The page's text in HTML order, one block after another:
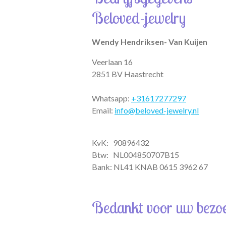
A
p
p
g
r
a
o
o
k
Beloved-jewelry
Wendy Hendriksen- Van Kuijen
Veerlaan 16
2851 BV Haastrecht
Whatsapp: +31617277297
Email: info@beloved-jewelry.nl
KvK: 90896432
Btw: NL004850707B15
Bank: NL41 KNAB 0615 3962 67
Bedankt voor uw